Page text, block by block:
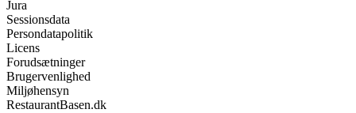
Jura
Sessionsdata
Persondatapolitik
Licens
Forudsætninger
Brugervenlighed
Miljøhensyn
RestaurantBasen.dk